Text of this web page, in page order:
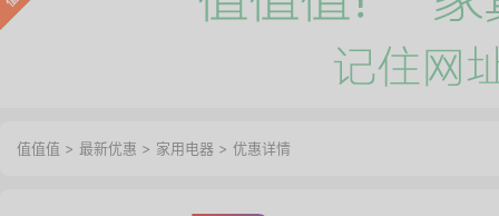
值值值 > 最新优惠 > 家用电器 > 优惠详情